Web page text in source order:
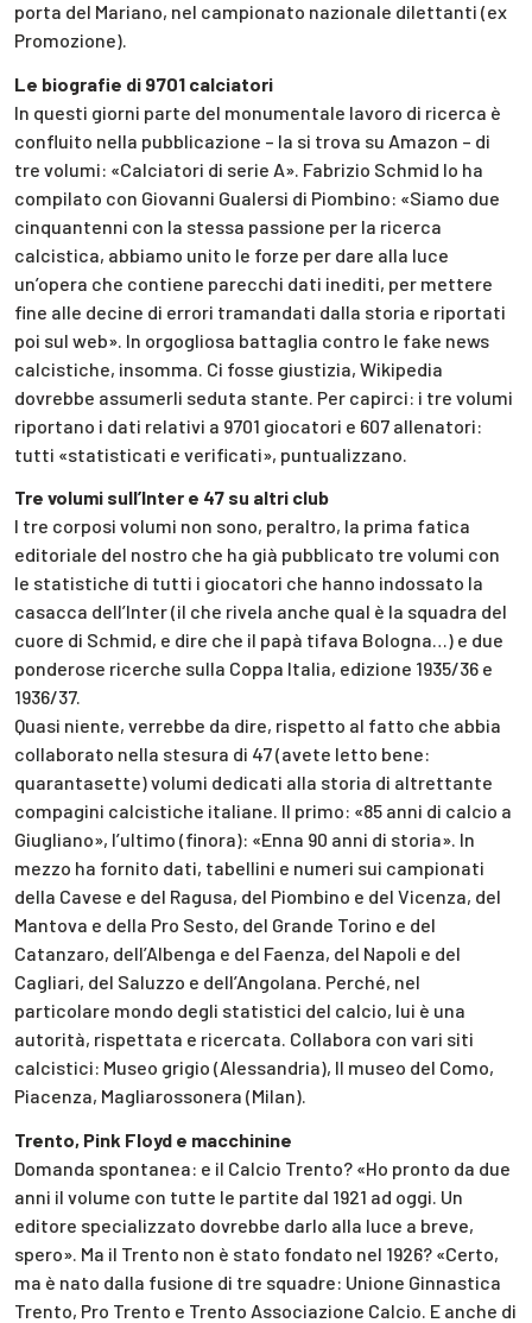
porta del Mariano, nel campionato nazionale dilettanti (ex
Promozione).
Le biografie di 9701 calciatori
In questi giorni parte del monumentale lavoro di ricerca è
confluito nella pubblicazione – la si trova su Amazon – di
tre volumi: «Calciatori di serie A». Fabrizio Schmid lo ha
compilato con Giovanni Gualersi di Piombino: «Siamo due
cinquantenni con la stessa passione per la ricerca
calcistica, abbiamo unito le forze per dare alla luce
un’opera che contiene parecchi dati inediti, per mettere
fine alle decine di errori tramandati dalla storia e riportati
poi sul web». In orgogliosa battaglia contro le fake news
calcistiche, insomma. Ci fosse giustizia, Wikipedia
dovrebbe assumerli seduta stante. Per capirci: i tre volumi
riportano i dati relativi a 9701 giocatori e 607 allenatori:
tutti «statisticati e verificati», puntualizzano.
Tre volumi sull’Inter e 47 su altri club
I tre corposi volumi non sono, peraltro, la prima fatica
editoriale del nostro che ha già pubblicato tre volumi con
le statistiche di tutti i giocatori che hanno indossato la
casacca dell’Inter (il che rivela anche qual è la squadra del
cuore di Schmid, e dire che il papà tifava Bologna…) e due
ponderose ricerche sulla Coppa Italia, edizione 1935/36 e
1936/37.
Quasi niente, verrebbe da dire, rispetto al fatto che abbia
collaborato nella stesura di 47 (avete letto bene:
quarantasette) volumi dedicati alla storia di altrettante
compagini calcistiche italiane. Il primo: «85 anni di calcio a
Giugliano», l’ultimo (finora): «Enna 90 anni di storia». In
mezzo ha fornito dati, tabellini e numeri sui campionati
della Cavese e del Ragusa, del Piombino e del Vicenza, del
Mantova e della Pro Sesto, del Grande Torino e del
Catanzaro, dell’Albenga e del Faenza, del Napoli e del
Cagliari, del Saluzzo e dell’Angolana. Perché, nel
particolare mondo degli statistici del calcio, lui è una
autorità, rispettata e ricercata. Collabora con vari siti
calcistici: Museo grigio (Alessandria), Il museo del Como,
Piacenza, Magliarossonera (Milan).
Trento, Pink Floyd e macchinine
Domanda spontanea: e il Calcio Trento? «Ho pronto da due
anni il volume con tutte le partite dal 1921 ad oggi. Un
editore specializzato dovrebbe darlo alla luce a breve,
spero». Ma il Trento non è stato fondato nel 1926? «Certo,
ma è nato dalla fusione di tre squadre: Unione Ginnastica
Trento, Pro Trento e Trento Associazione Calcio. E anche di